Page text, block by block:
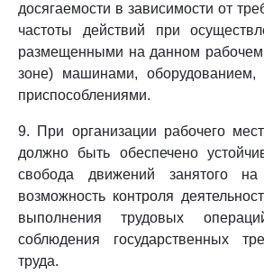
досягаемости в зависимости от
частоты действий при
размещенными на данном рабочем
зоне) машинами, оборудованием,
приспособлениями.
9. При организации рабочего
должно быть обеспечено
свобода движений занятого
возможность контроля
выполнения трудовых
соблюдения государственных
труда.